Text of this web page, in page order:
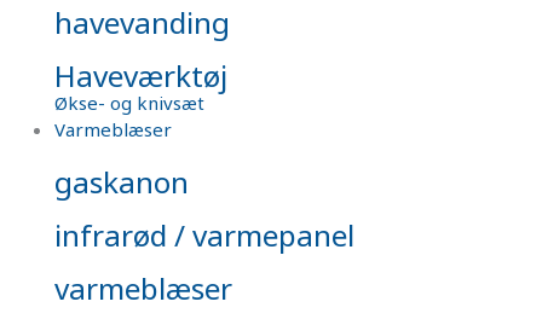
havevanding
Haveværktøj
Økse- og knivsæt
Varmeblæser
gaskanon
infrarød / varmepanel
varmeblæser